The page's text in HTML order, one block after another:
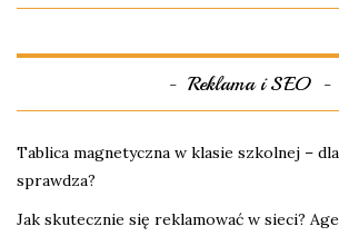
Reklama i SEO
Tablica magnetyczna w klasie szkolnej –
sprawdza?
Jak skutecznie się reklamować w sieci?